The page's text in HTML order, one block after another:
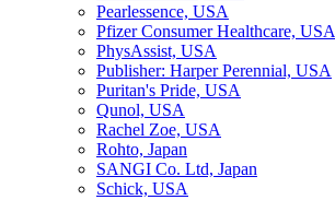
Pearlessence, USA
Pfizer Consumer Healthcare, USA
PhysAssist, USA
Publisher: Harper Perennial, USA
Puritan's Pride, USA
Qunol, USA
Rachel Zoe, USA
Rohto, Japan
SANGI Co. Ltd, Japan
Schick, USA